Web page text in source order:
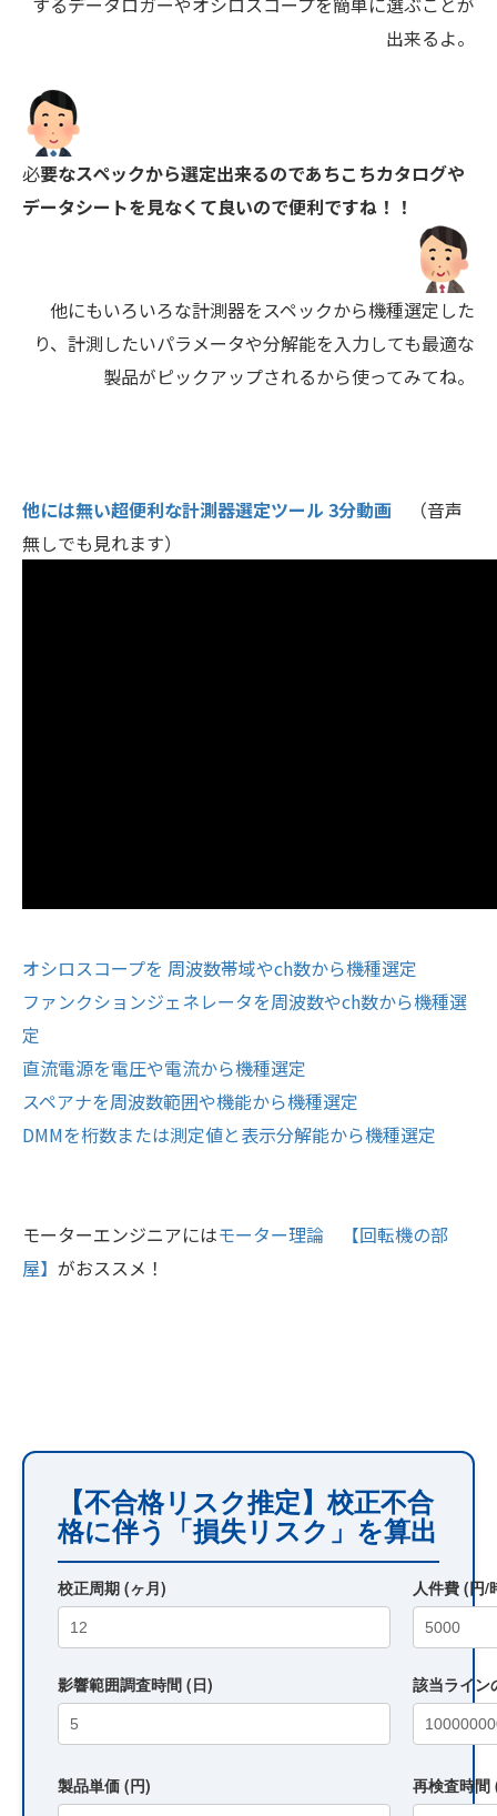
出来るよ。
必要なスペックから選定出来るのであちこちカタログや
データシートを見なくて良いので便利ですね！！
他にもいろいろな計測器をスペックから機種選定した
り、計測したいパラメータや分解能を入力しても最適な
製品がピックアップされるから使ってみてね。
他には無い超便利な計測器選定ツール 3分動画
（音声
無しでも見れます）
オシロスコープを 周波数帯域やch数から機種選定
ファンクションジェネレータを周波数やch数から機種選
定
直流電源を電圧や電流から機種選定
スペアナを周波数範囲や機能から機種選定
DMMを桁数または測定値と表示分解能から機種選定
モーターエンジニアにはモーター理論 【回転機の部
屋】 がおススメ！
【不合格リスク推定】校正不合
格に伴う「損失リスク」を算出
校正周期 (ヶ月) 人件費 (円/
影響範囲調査時間 (日) 該当ライン
製品単価 (円) 再検査時間